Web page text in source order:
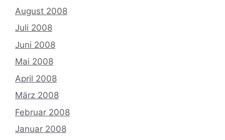
August 2008
Juli 2008
Juni 2008
Mai 2008
April 2008
März 2008
Februar 2008
Januar 2008